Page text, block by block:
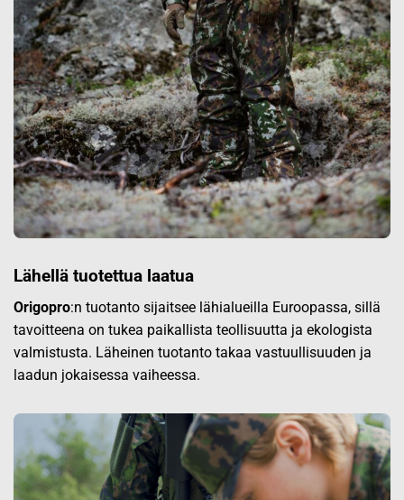
Lähellä tuotettua laatua
Origopro:n tuotanto sijaitsee lähialueilla Euroopassa, sillä
tavoitteena on tukea paikallista teollisuutta ja ekologista
valmistusta. Läheinen tuotanto takaa vastuullisuuden ja
laadun jokaisessa vaiheessa.